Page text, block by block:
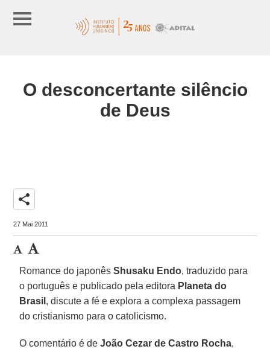
O desconcertante silêncio
de Deus
share
27 Mai 2011
Romance do japonêsShusaku Endo, traduzido para
o português e publicado pela editora Planeta do
Brasil , discute a fé e explora a complexa passagem
do cristianismo para o catolicismo.
O comentário é deJoão Cezar de Castro Rocha,